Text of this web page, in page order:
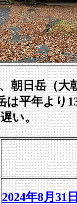
日岳（大
は平年より
い。
2024年8月31